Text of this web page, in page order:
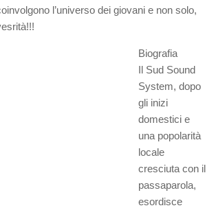
l’universo dei giovani e non solo,
Biografia
Il Sud Sound
System, dopo
gli inizi
domestici e
una popolarità
locale
cresciuta con il
passaparola,
esordisce